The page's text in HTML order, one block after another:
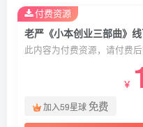
此内容为付费资源，请付费
￥
加入59星球免费
付费资源